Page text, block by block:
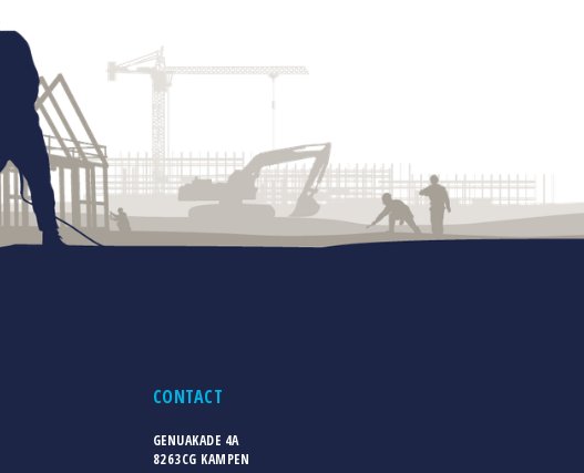
CONTACT
GENUAKADE 4A
8263CG KAMPEN